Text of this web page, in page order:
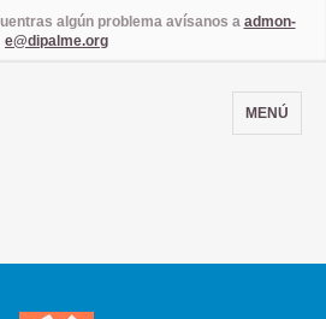
algún problema avísanos a admon-
e@dipalme.org
MENÚ